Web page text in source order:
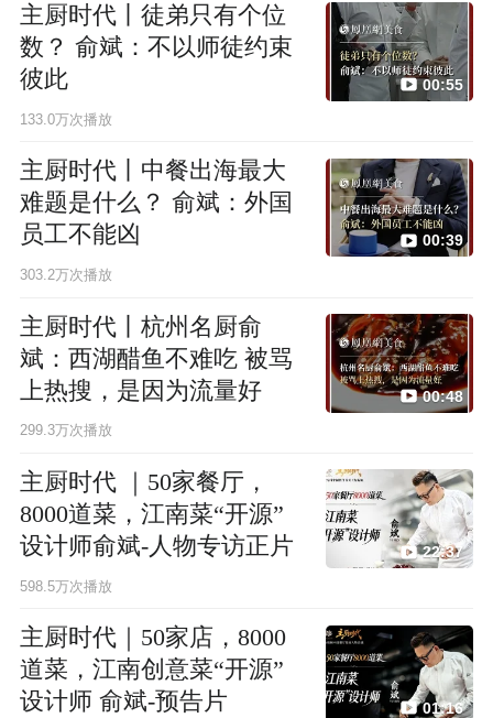
主厨时代丨徒弟只有个位
数？ 俞斌：不以师徒约束
彼此
133.0万次播放
00:55
主厨时代丨中餐出海最大
难题是什么？ 俞斌：外国
员工不能凶
303.2万次播放
00:39
主厨时代丨杭州名厨俞
斌：西湖醋鱼不难吃 被骂
上热搜，是因为流量好
299.3万次播放
00:48
主厨时代 ｜50家餐厅，
8000道菜，江南菜“开源”
设计师俞斌-人物专访正片
598.5万次播放
22:37
主厨时代｜50家店，8000
道菜，江南创意菜“开源”
设计师 俞斌-预告片
01:16